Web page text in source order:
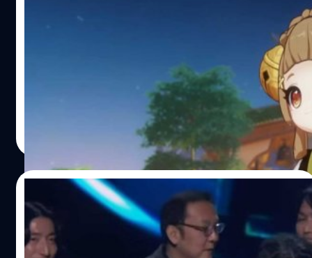
จาก The Game Awards 2022 (หลังดราม่า
หลังจาก 2 แฟนด้อมทะเลาะกันจนเป็นประเด็นใหญ่ก่อนวัน
ประกาศรางวัลของ The Game Awards 2022 ในไลฟ์สตรีม
ของงานก็ได้ประกาศรางวัลสาขา Player Voice ที่เปิดให้ผู้เล่น
ได้โหวตเกมที่ตัวเองชื่นชอบ โดยทาง 'เจฟฟ์ ไคลีย์' (Geoff
Keighley) ก็ได้กล่าวถึงเหตุการณ์ดราม่านี้พร้อมกับเล่นมุขว่า
"เมื่อไม่กี่วันมานี้ ทางเราได้คะแนนโหวตจากรางวัลสาขานี้
อย่างล้นหลามกันเลยทีเดียว แต่หลังจากที่ได้นับคะแนนแบบ
ไม่รวมกับโหวตจากบอตแล้ว Genshin Impact ชนะรางวัลนี้
ครับ"
| 1338 days ago
09/12/2022
เด็กหนุ่มปริศนา ขึ้นเวที The Game Awards
ประกาศให้รางวัลกับ Bill Clinton